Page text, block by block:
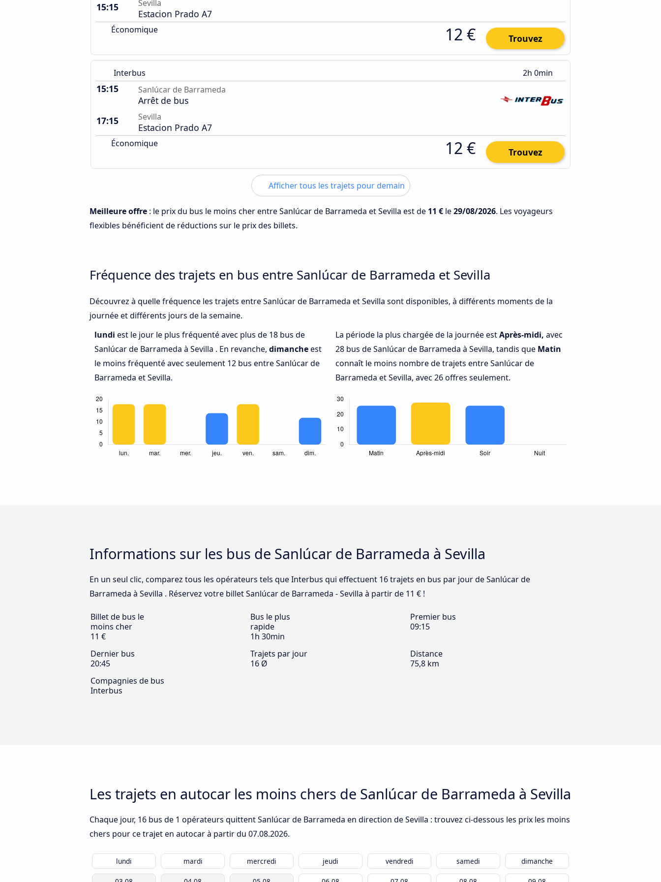
15:15
Sevilla
Estacion Prado A7
Économique 12 € Trouvez
Interbus 2h 0min
15:15 Sanlúcar de Barrameda
Arrêt de bus
17:15
Sevilla
Estacion Prado A7
Économique 12 € Trouvez
Afficher tous les trajets pour demain
Meilleure offre : le prix du bus le moins cher entre Sanlúcar de Barrameda et Sevilla est de 11 € le29/08/2026. Les voyageurs
flexibles bénéficient de réductions sur le prix des billets.
Fréquence des trajets en bus entre Sanlúcar de Barrameda et Sevilla
Découvrez à quelle fréquence les trajets entre Sanlúcar de Barrameda et Sevilla sont disponibles, à différents moments de la
journée et différents jours de la semaine.
lundi est le jour le plus fréquenté avec plus de 18 bus de
Sanlúcar de Barrameda à Sevilla . En revanche, dimancheest
le moins fréquenté avec seulement 12 bus entre Sanlúcar de
Barrameda et Sevilla.
La période la plus chargée de la journée estAprès-midi, avec
28 bus de Sanlúcar de Barrameda à Sevilla, tandis que Matin
connaît le moins nombre de trajets entre Sanlúcar de
Barrameda et Sevilla, avec 26 offres seulement.
Informations sur les bus de Sanlúcar de Barrameda à Sevilla
En un seul clic, comparez tous les opérateurs tels que Interbus qui effectuent 16 trajets en bus par jour de Sanlúcar de
Barrameda à Sevilla . Réservez votre billet Sanlúcar de Barrameda - Sevilla à partir de 11 € !
Billet de bus le
moins cher
11 €
Bus le plus
rapide
1h 30min
Premier bus
09:15
Dernier bus
20:45
Trajets par jour
16 Ø
Distance
75,8 km
Compagnies de bus
Interbus
Les trajets en autocar les moins chers de Sanlúcar de Barrameda à Sevilla
Chaque jour, 16 bus de 1 opérateurs quittent Sanlúcar de Barrameda en direction de Sevilla : trouvez ci-dessous les prix les moins
chers pour ce trajet en autocar à partir du 07.08.2026.
lundi mardi mercredi jeudi vendredi samedi dimanche